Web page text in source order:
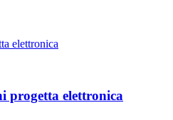
progetta elettronica